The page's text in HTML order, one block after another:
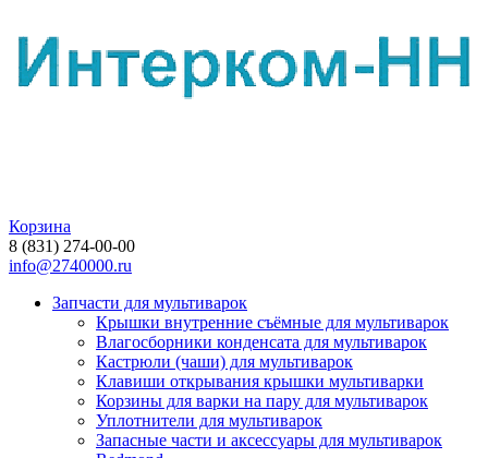
Корзина
8 (831) 274-00-00
info@2740000.ru
Запчасти для мультиварок
Крышки внутренние съёмные для мультиварок
Влагосборники конденсата для мультиварок
Кастрюли (чаши) для мультиварок
Клавиши открывания крышки мультиварки
Корзины для варки на пару для мультиварок
Уплотнители для мультиварок
Запасные части и аксессуары для мультиварок